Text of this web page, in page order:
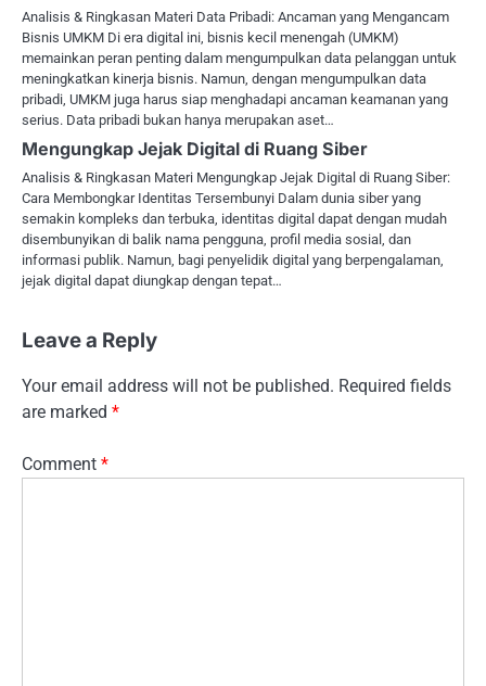
Analisis & Ringkasan Materi Data Pribadi: Ancaman yang Mengancam
Bisnis UMKM Di era digital ini, bisnis kecil menengah (UMKM)
memainkan peran penting dalam mengumpulkan data pelanggan untuk
meningkatkan kinerja bisnis. Namun, dengan mengumpulkan data
pribadi, UMKM juga harus siap menghadapi ancaman keamanan yang
serius. Data pribadi bukan hanya merupakan aset…
Mengungkap Jejak Digital di Ruang Siber
Analisis & Ringkasan Materi Mengungkap Jejak Digital di Ruang Siber:
Cara Membongkar Identitas Tersembunyi Dalam dunia siber yang
semakin kompleks dan terbuka, identitas digital dapat dengan mudah
disembunyikan di balik nama pengguna, profil media sosial, dan
informasi publik. Namun, bagi penyelidik digital yang berpengalaman,
jejak digital dapat diungkap dengan tepat…
Leave a Reply
Your email address will not be published. Required fields
are marked *
Comment *